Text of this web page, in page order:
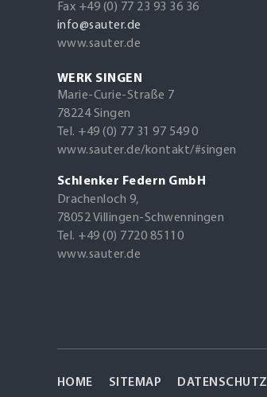
Fax +49 (0) 77 23 93 36 36
info@sauter.de
www.sauter.de
WERK SINGEN
Marie-Curie-Straße 7
78224 Singen
Tel. +49 (0) 77 31 97 549 0
www.sauter.de/kontakt/#singen
Schlenker Federn GmbH
Drachenloch 9,
78052 Villingen-Schwenningen
Tel. +49 (0) 7720 85110
www.sauter.de
HOME SITEMAP DATENSCHUTZ